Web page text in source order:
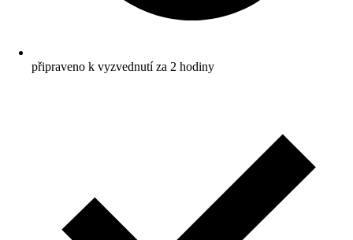
připraveno k vyzvednutí za 2 hodiny